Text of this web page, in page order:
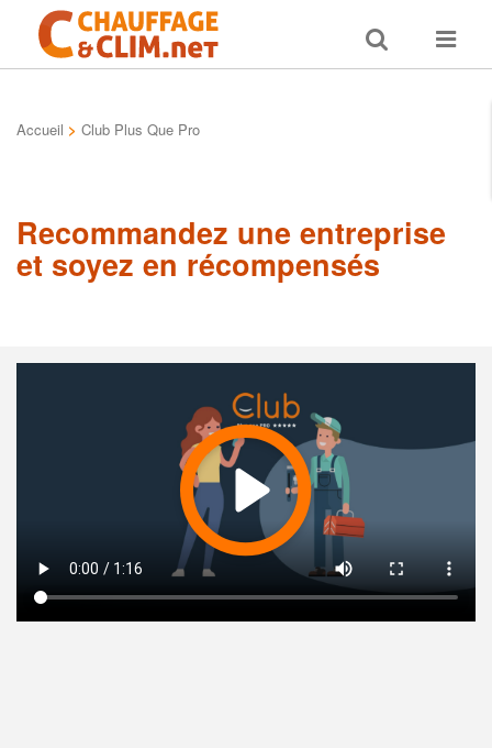
Toggle
search
Toggle
Accueil > Club Plus Que Pro
Recommandez une entreprise
et soyez en récompensés